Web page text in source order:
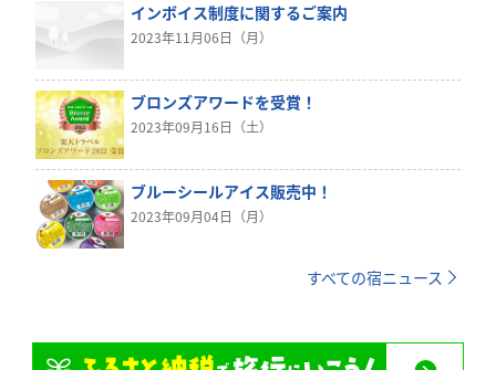
インボイス制度に関するご案内
2023年11月06日（月）
ブロンズアワードを受賞！
2023年09月16日（土）
ブルーシールアイス販売中！
2023年09月04日（月）
すべての宿ニュース